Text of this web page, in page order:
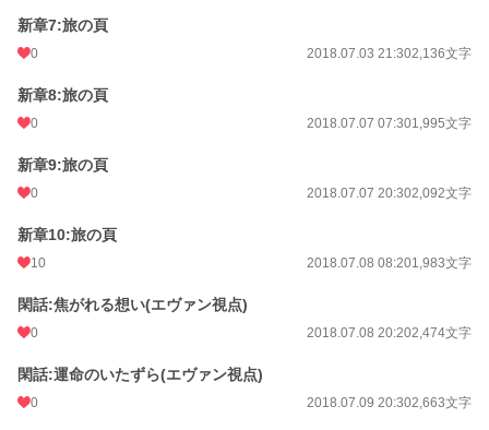
新章7:旅の頁
0 2018.07.03 21:302,136文字
新章8:旅の頁
0 2018.07.07 07:301,995文字
新章9:旅の頁
0 2018.07.07 20:302,092文字
新章10:旅の頁
10 2018.07.08 08:201,983文字
閑話:焦がれる想い(エヴァン視点)
0 2018.07.08 20:202,474文字
閑話:運命のいたずら(エヴァン視点)
0 2018.07.09 20:302,663文字